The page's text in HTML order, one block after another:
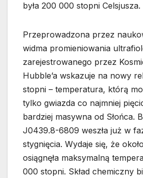
była 200 000 stopni Celsjusza.
Przeprowadzona przez
widma promieniowania
zarejestrowanego przez
Hubble’a wskazuje na nowy
stopni – temperatura, którą
tylko gwiazda co najmniej
bardziej masywna od Słońca.
J0439.8-6809 weszła już w
stygnięcia. Wydaje się, że
osiągnęła maksymalną
000 stopni. Skład chemiczny